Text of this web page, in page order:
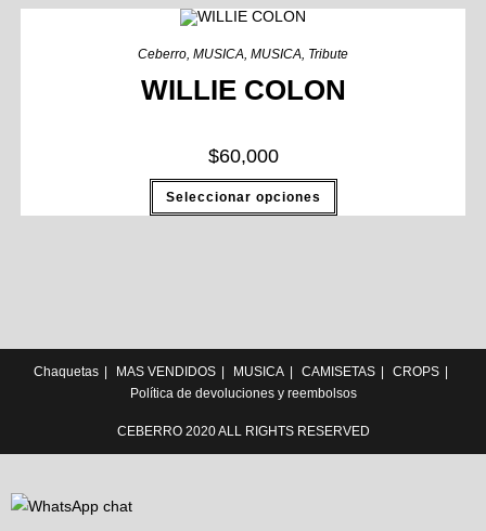
Ceberro, MUSICA, MUSICA, Tribute
WILLIE COLON
$60,000
Seleccionar opciones
Chaquetas MAS VENDIDOS MUSICA CAMISETAS
CROPS
Política de devoluciones y reembolsos
CEBERRO 2020 ALL RIGHTS RESERVED